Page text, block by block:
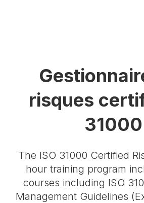
risques
31000
The ISO 31000 Certified
hour training program
courses including ISO
Management Guidelines